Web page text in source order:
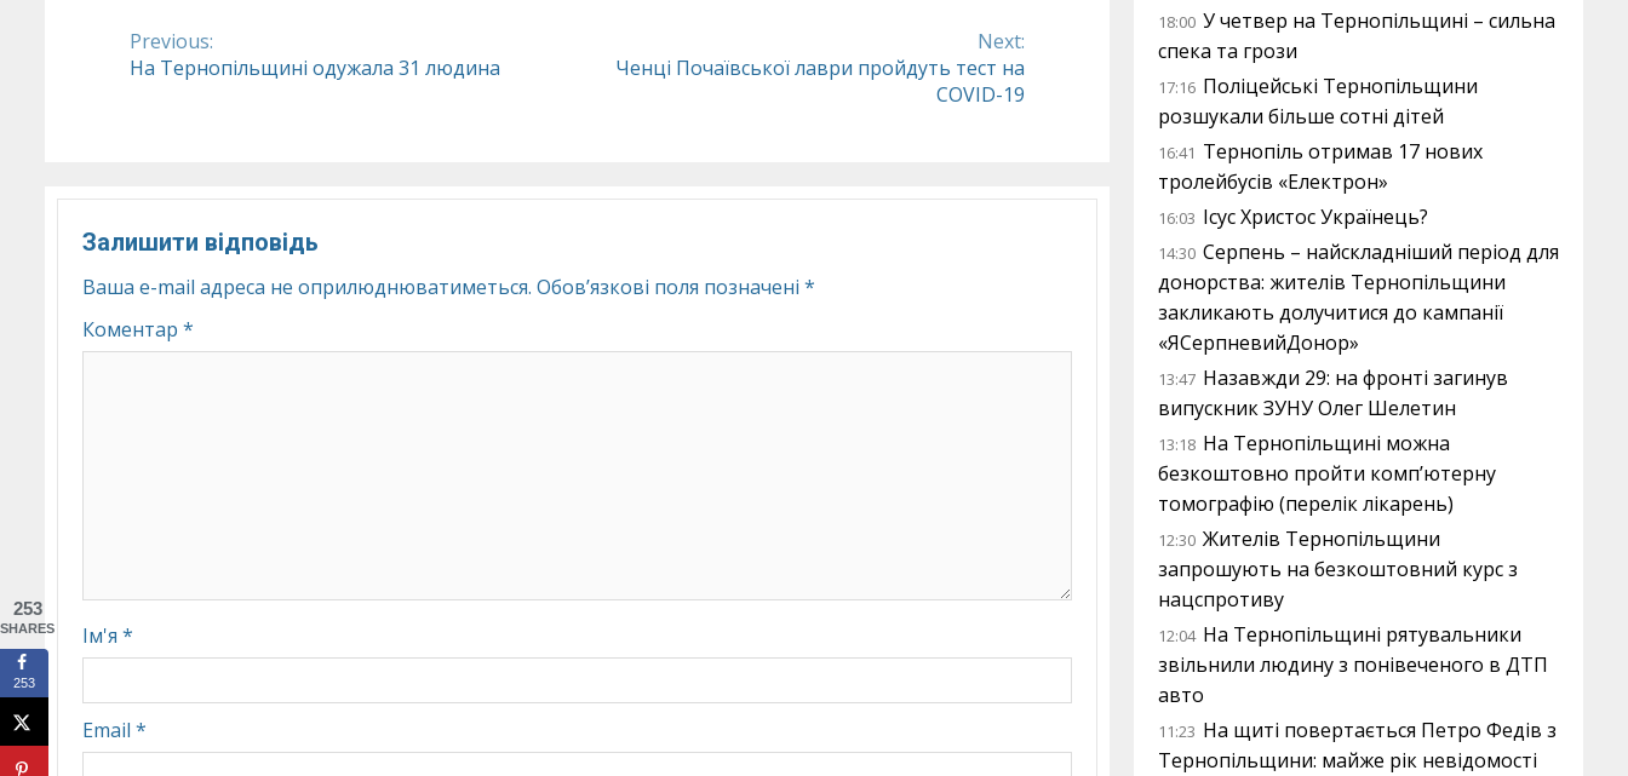
Continue
Previous:
На Тернопільщині одужала 31 людина
Next:
Ченці Почаївської лаври пройдуть тест на
COVID-19
Залишити відповідь
Ваша e-mail адреса не оприлюднюватиметься. Обов’язкові поля позначені *
Коментар *
Ім'я *
Email *
18:00 У четвер на Тернопільщині – сильна
спека та грози
17:16 Поліцейські Тернопільщини
розшукали більше сотні дітей
16:41 Тернопіль отримав 17 нових
тролейбусів «Електрон»
16:03 Ісус Христос Українець?
14:30 Серпень – найскладніший період для
донорства: жителів Тернопільщини
закликають долучитися до кампанії
«ЯСерпневийДонор»
13:47 Назавжди 29: на фронті загинув
випускник ЗУНУ Олег Шелетин
13:18 На Тернопільщині можна
безкоштовно пройти комп’ютерну
томографію (перелік лікарень)
12:30 Жителів Тернопільщини
запрошують на безкоштовний курс з
нацспротиву
12:04 На Тернопільщині рятувальники
звільнили людину з понівеченого в ДТП
авто
11:23 На щиті повертається Петро Федів з
Тернопільщини: майже рік невідомості
253
SHARES
253